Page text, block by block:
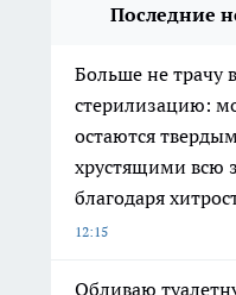
Последние
Больше не трачу
стерилизацию:
остаются
хрустящими всю
благодаря
12:15
Обливаю